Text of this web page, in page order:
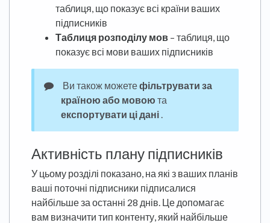
таблиця, що показує всі країни ваших
підписників
Таблиця розподілу мов – таблиця, що
показує всі мови ваших підписників
Ви також можетефільтрувати за
країною або мовою та
експортувати ці дані
Активність плану підписників
У цьому розділі показано, на які з ваших планів
ваші поточні підписники підписалися
найбільше за останні 28 днів. Це допомагає
вам визначити тип контенту, який найбільше